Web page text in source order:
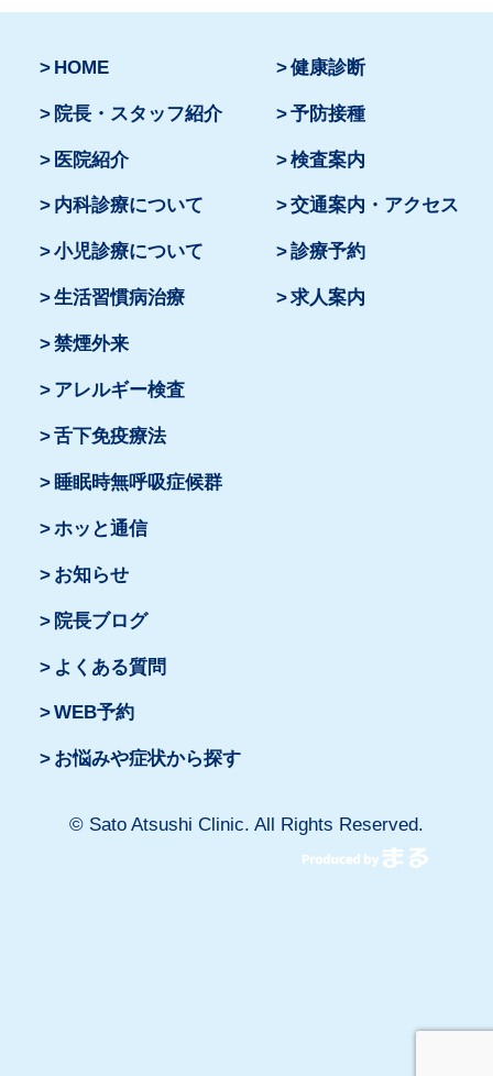
HOME
院長・スタッフ紹介
医院紹介
内科診療について
小児診療について
生活習慣病治療
禁煙外来
アレルギー検査
舌下免疫療法
睡眠時無呼吸症候群
健康診断
予防接種
検査案内
交通案内・アクセス
診療予約
求人案内
ホッと通信
お知らせ
院長ブログ
よくある質問
WEB予約
お悩みや症状から探す
© Sato Atsushi Clinic. All Rights Reserved.